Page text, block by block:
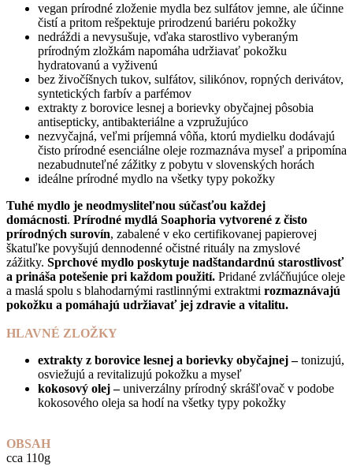
vegan prírodné zloženie mydla bez sulfátov jemne, ale účinne
čistí a pritom rešpektuje prirodzenú bariéru pokožky
nedráždi a nevysušuje, vďaka starostlivo vyberaným
prírodným zložkám napomáha udržiavať pokožku
hydratovanú a vyživenú
bez živočíšnych tukov, sulfátov, silikónov, ropných derivátov,
syntetických farbív a parfémov
extrakty z borovice lesnej a borievky obyčajnej pôsobia
antisepticky, antibakteriálne a vzpružujúco
nezvyčajná, veľmi príjemná vôňa, ktorú mydielku dodávajú
čisto prírodné esenciálne oleje rozmaznáva myseľ a pripomína
nezabudnuteľné zážitky z pobytu v slovenských horách
ideálne prírodné mydlo na všetky typy pokožky
Tuhé mydlo je neodmysliteľnou súčasťou každej
domácnosti. Prírodné mydlá Soaphoria vytvorené z čisto
prírodných surovín, zabalené v eko certifikovanej papierovej
škatuľke povyšujú dennodenné očistné rituály na zmyslové
zážitky. Sprchové mydlo poskytuje nadštandardnú starostlivosť
a prináša potešenie pri každom použití. Pridané zvláčňujúce oleje
a maslá spolu s blahodarnými rastlinnými extraktmi rozmaznávajú
pokožku a pomáhajú udržiavať jej zdravie a vitalitu.
HLAVNÉ ZLOŽKY
extrakty z borovice lesnej a borievky obyčajnej –tonizujú,
osviežujú a revitalizujú pokožku a myseľ
kokosový olej –univerzálny prírodný skrášľovač v podobe
kokosového oleja sa hodí na všetky typy pokožky
OBSAH
cca 110g